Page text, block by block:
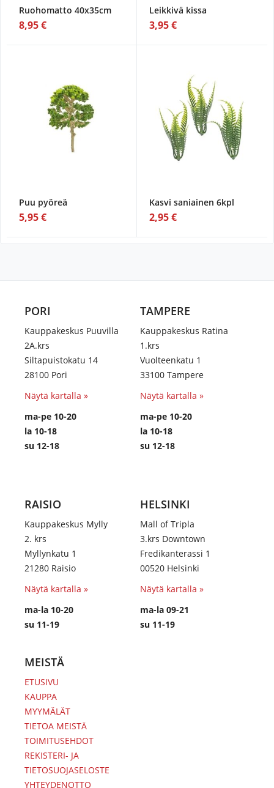
Ruohomatto 40x35cm
8,95 €
Leikkivä kissa
3,95 €
Puu pyöreä
5,95 €
Kasvi saniainen 6kpl
2,95 €
PORI
Kauppakeskus Puuvilla
2A.krs
Siltapuistokatu 14
28100 Pori
Näytä kartalla »
ma-pe 10-20
la 10-18
su 12-18
TAMPERE
Kauppakeskus Ratina
1.krs
Vuolteenkatu 1
33100 Tampere
Näytä kartalla »
ma-pe 10-20
la 10-18
su 12-18
RAISIO
Kauppakeskus Mylly
2. krs
Myllynkatu 1
21280 Raisio
Näytä kartalla »
ma-la 10-20
su 11-19
HELSINKI
Mall of Tripla
3.krs Downtown
Fredikanterassi 1
00520 Helsinki
Näytä kartalla »
ma-la 09-21
su 11-19
MEISTÄ
ETUSIVU
KAUPPA
MYYMÄLÄT
TIETOA MEISTÄ
TOIMITUSEHDOT
REKISTERI- JA
TIETOSUOJASELOSTE
YHTEYDENOTTO